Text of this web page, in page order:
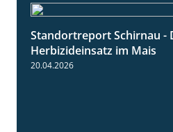
Standortreport Schirnau -
Herbizideinsatz im Mais
20.04.2026